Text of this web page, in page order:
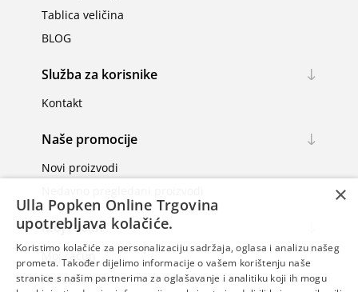
Tablica veličina
BLOG
Služba za korisnike
Kontakt
Naše promocije
Novi proizvodi
Moj račun
Moj račun
Narudžbe
×
Ulla Popken Online Trgovina
upotrebljava kolačiće.
Koristimo kolačiće za personalizaciju sadržaja, oglasa i analizu našeg
prometa. Također dijelimo informacije o vašem korištenju naše
stranice s našim partnerima za oglašavanje i analitiku koji ih mogu